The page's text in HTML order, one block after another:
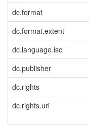
dc.format
dc.format.extent
dc.language.iso
dc.publisher
dc.rights
dc.rights.uri